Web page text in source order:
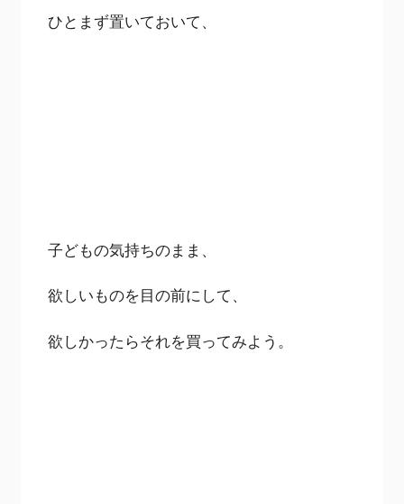
ひとまず置いておいて、
子どもの気持ちのまま、
欲しいものを目の前にして、
欲しかったらそれを買ってみよう。